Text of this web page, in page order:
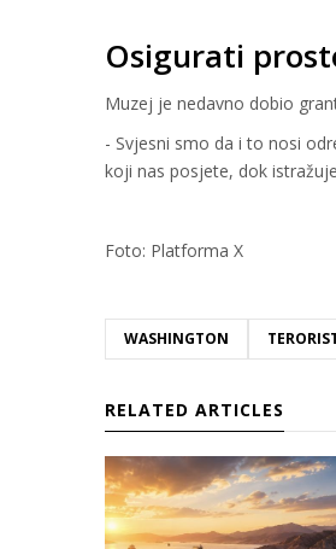
Osigurati
Muzej je nedavno dobio
- Svjesni smo da i to nosi
koji nas posjete, dok
Foto: Platforma X
WASHINGTON
RELATED ARTICLES